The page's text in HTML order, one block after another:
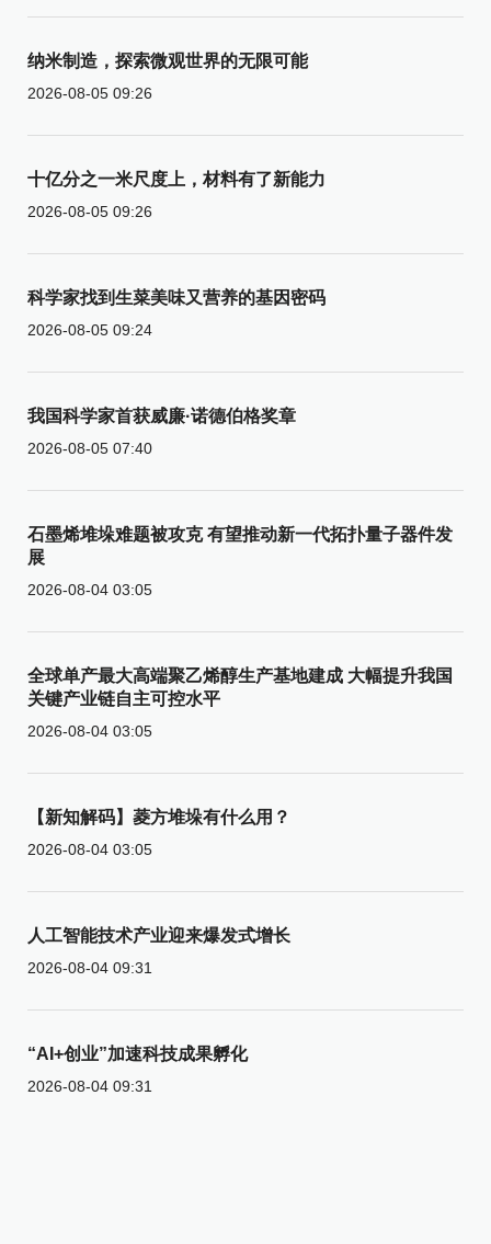
纳米制造，探索微观世界的无限可能
2026-08-05 09:26
十亿分之一米尺度上，材料有了新能力
2026-08-05 09:26
科学家找到生菜美味又营养的基因密码
2026-08-05 09:24
我国科学家首获威廉·诺德伯格奖章
2026-08-05 07:40
石墨烯堆垛难题被攻克 有望推动新一代拓扑量子器件发
展
2026-08-04 03:05
全球单产最大高端聚乙烯醇生产基地建成 大幅提升我国
关键产业链自主可控水平
2026-08-04 03:05
【新知解码】菱方堆垛有什么用？
2026-08-04 03:05
人工智能技术产业迎来爆发式增长
2026-08-04 09:31
“AI+创业”加速科技成果孵化
2026-08-04 09:31